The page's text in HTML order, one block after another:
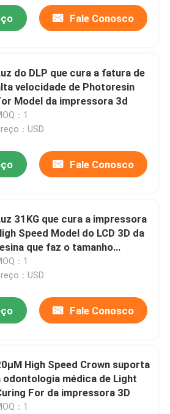
Fale Conosco
do DLP que cura a fatura de
velocidade de Photoresin
Model da impressora 3d
：1
：USD
Fale Conosco
31KG que cura a impressora
Speed Model do LCD 3D da
que faz o tamanho
：1
：USD
Fale Conosco
High Speed Crown suporta
odontologia médica de Light
For da impressora 3D
：1